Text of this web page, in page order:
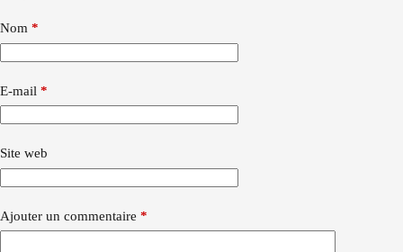
Nom *
E-mail *
Site web
Ajouter un commentaire *